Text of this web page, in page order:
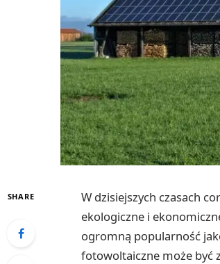
SHARE
W dzisiejszych czasach
ekologiczne i
ogromną popularność
fotowoltaiczne może być